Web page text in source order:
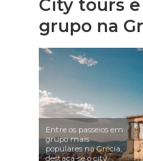
City tours
grupo na
Entre os passeios em
grupo mais
populares na Grécia,
destaca-se o city